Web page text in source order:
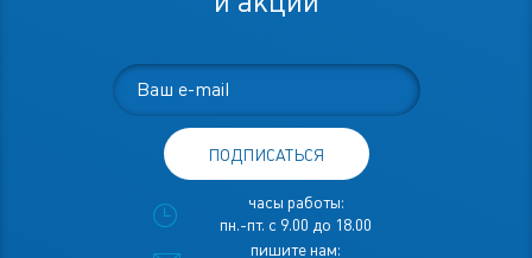
ПОДПИСАТЬСЯ
часы работы:
пн.-пт. с 9.00 до 18.00
пишите нам: